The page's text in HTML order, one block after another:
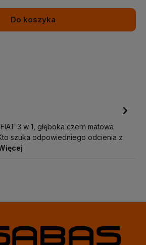
Do koszyka
3 w 1, głęboka czerń matowa
szuka odpowiedniego odcienia z